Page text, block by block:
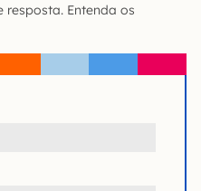
Entenda os